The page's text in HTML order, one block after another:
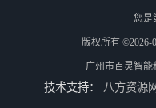
您是
版权所有 ©2026-
广州市百灵智能
技术支持： 八方资源